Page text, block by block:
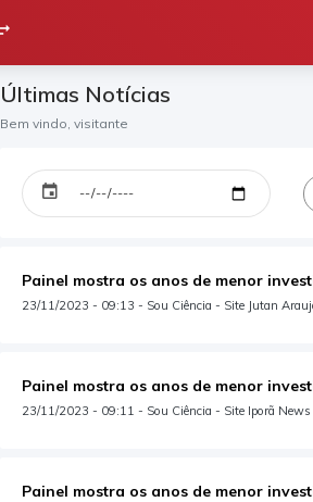
Últimas Notícias
Bem vindo, visitante
Painel mostra os anos de menor
23/11/2023 - 09:13 - Sou Ciência - Site Jutan
Painel mostra os anos de menor
23/11/2023 - 09:11 - Sou Ciência - Site Iporã News
Painel mostra os anos de menor